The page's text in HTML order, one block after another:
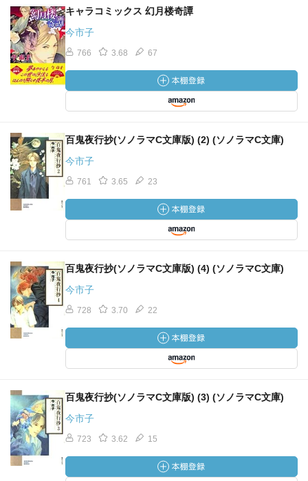
キャラコミックス 幻月楼奇譚
今市子
766 3.68 67
百鬼夜行抄(ソノラマC文庫版) (2) (ソノラマC文庫)
今市子
761 3.65 23
百鬼夜行抄(ソノラマC文庫版) (4) (ソノラマC文庫)
今市子
728 3.70 22
百鬼夜行抄(ソノラマC文庫版) (3) (ソノラマC文庫)
今市子
723 3.62 15